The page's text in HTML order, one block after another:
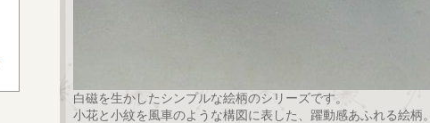
白磁を生かしたシンプルな絵柄のシリーズです。
小花と小紋を風車のような構図に表した、躍動感あふれる絵柄。